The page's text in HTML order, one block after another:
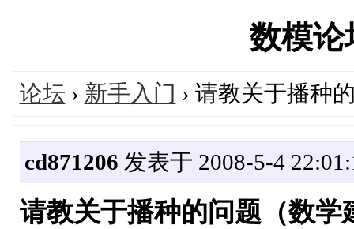
数模论
论坛 › 新手入门 › 请教关于播种
cd871206 发表于 2008-5-4
请教关于播种的问题（数学